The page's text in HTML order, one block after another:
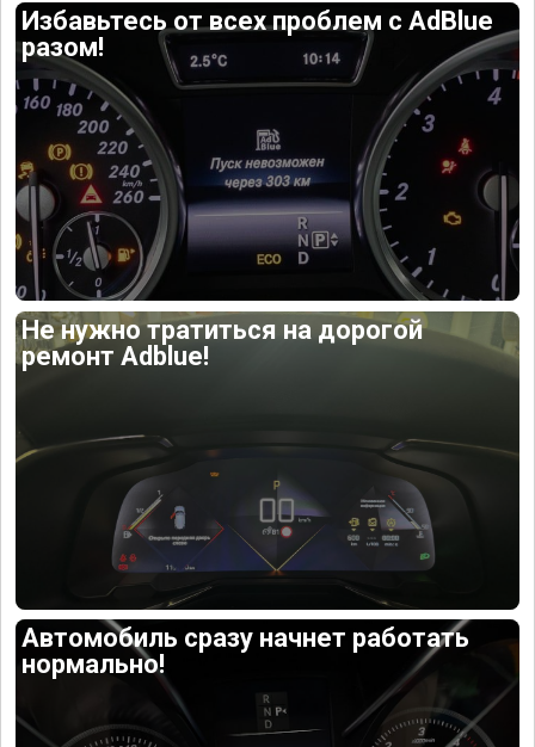
Избавьтесь от всех проблем с AdBlue
разом!
Не нужно тратиться на дорогой
ремонт Adblue!
Автомобиль сразу начнет работать
нормально!